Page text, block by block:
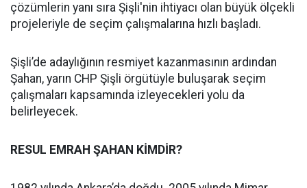
çözümlerin yanı sıra Şişli'nin ihtiyacı olan büyük ölçekli
projeleriyle de seçim çalışmalarına hızlı başladı.
Şişli’de adaylığının resmiyet kazanmasının ardından
Şahan, yarın CHP Şişli örgütüyle buluşarak seçim
çalışmaları kapsamında izleyecekleri yolu da
belirleyecek.
RESUL EMRAH ŞAHAN KİMDİR?